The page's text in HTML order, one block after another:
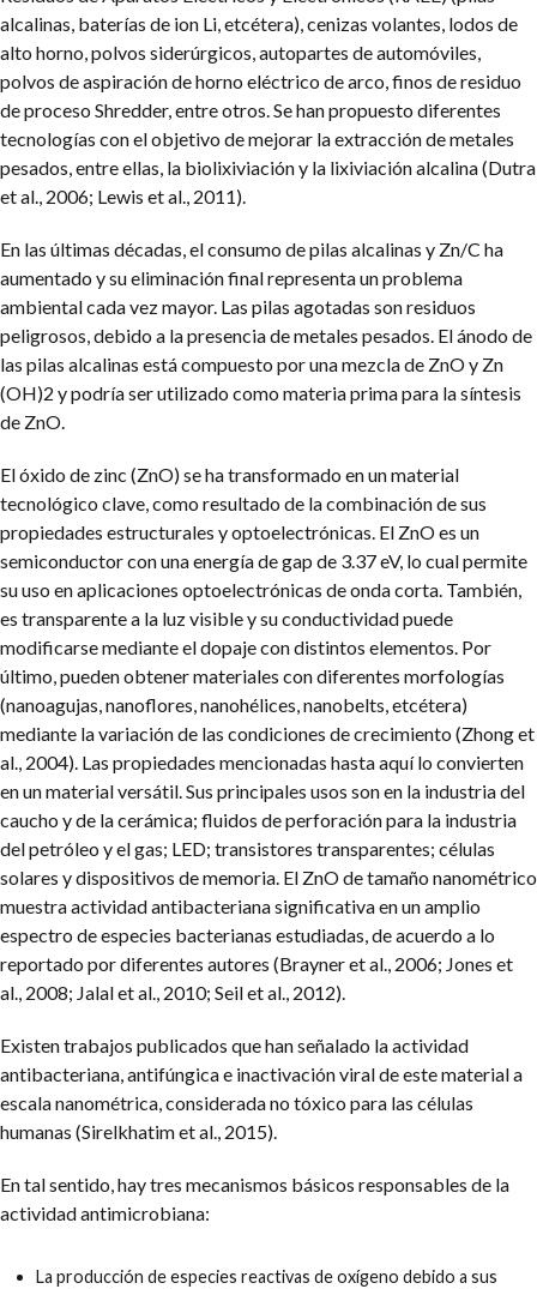
alcalinas, baterías de ion Li, etcétera), cenizas volantes, lodos de
alto horno, polvos siderúrgicos, autopartes de automóviles,
polvos de aspiración de horno eléctrico de arco, finos de residuo
de proceso Shredder, entre otros. Se han propuesto diferentes
tecnologías con el objetivo de mejorar la extracción de metales
pesados, entre ellas, la biolixiviación y la lixiviación alcalina (Dutra
et al., 2006; Lewis et al., 2011).
En las últimas décadas, el consumo de pilas alcalinas y Zn/C ha
aumentado y su eliminación final representa un problema
ambiental cada vez mayor. Las pilas agotadas son residuos
peligrosos, debido a la presencia de metales pesados. El ánodo de
las pilas alcalinas está compuesto por una mezcla de ZnO y Zn
(OH)2 y podría ser utilizado como materia prima para la síntesis
de ZnO.
El óxido de zinc (ZnO) se ha transformado en un material
tecnológico clave, como resultado de la combinación de sus
propiedades estructurales y optoelectrónicas. El ZnO es un
semiconductor con una energía de gap de 3.37 eV, lo cual permite
su uso en aplicaciones optoelectrónicas de onda corta. También,
es transparente a la luz visible y su conductividad puede
modificarse mediante el dopaje con distintos elementos. Por
último, pueden obtener materiales con diferentes morfologías
(nanoagujas, nanoflores, nanohélices, nanobelts, etcétera)
mediante la variación de las condiciones de crecimiento (Zhong et
al., 2004). Las propiedades mencionadas hasta aquí lo convierten
en un material versátil. Sus principales usos son en la industria del
caucho y de la cerámica; fluidos de perforación para la industria
del petróleo y el gas; LED; transistores transparentes; células
solares y dispositivos de memoria. El ZnO de tamaño nanométrico
muestra actividad antibacteriana significativa en un amplio
espectro de especies bacterianas estudiadas, de acuerdo a lo
reportado por diferentes autores (Brayner et al., 2006; Jones et
al., 2008; Jalal et al., 2010; Seil et al., 2012).
Existen trabajos publicados que han señalado la actividad
antibacteriana, antifúngica e inactivación viral de este material a
escala nanométrica, considerada no tóxico para las células
humanas (Sirelkhatim et al., 2015).
En tal sentido, hay tres mecanismos básicos responsables de la
actividad antimicrobiana:
La producción de especies reactivas de oxígeno debido a sus